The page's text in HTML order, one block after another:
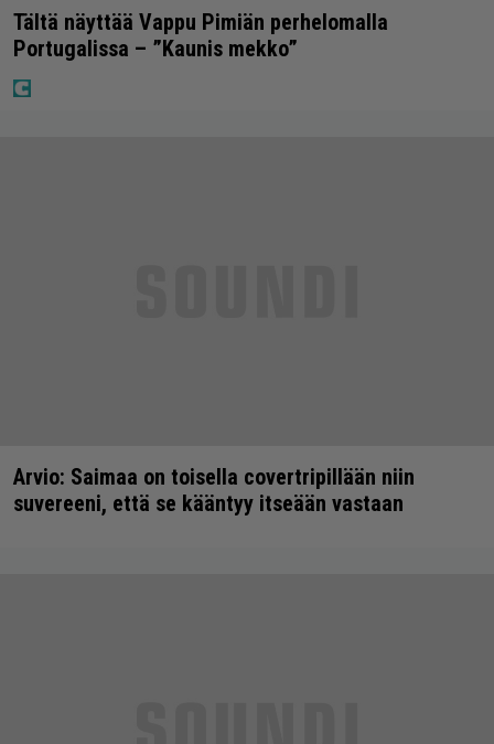
Tältä näyttää Vappu Pimiän perhelomalla
Portugalissa – ”Kaunis mekko”
Arvio: Saimaa on toisella covertripillään niin
suvereeni, että se kääntyy itseään vastaan